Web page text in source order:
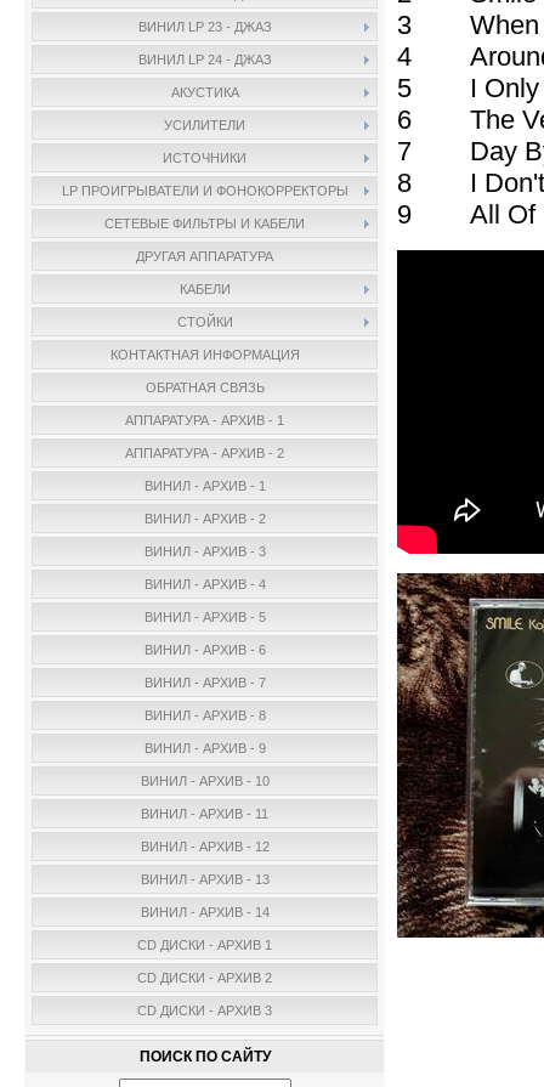
ВИНИЛ LP 23 - ДЖАЗ
ВИНИЛ LP 24 - ДЖАЗ
АКУСТИКА
УСИЛИТЕЛИ
ИСТОЧНИКИ
LP ПРОИГРЫВАТЕЛИ И ФОНОКОРРЕКТОРЫ
СЕТЕВЫЕ ФИЛЬТРЫ И КАБЕЛИ
ДРУГАЯ АППАРАТУРА
КАБЕЛИ
СТОЙКИ
КОНТАКТНАЯ ИНФОРМАЦИЯ
ОБРАТНАЯ СВЯЗЬ
АППАРАТУРА - АРХИВ - 1
АППАРАТУРА - АРХИВ - 2
ВИНИЛ - АРХИВ - 1
ВИНИЛ - АРХИВ - 2
ВИНИЛ - АРХИВ - 3
ВИНИЛ - АРХИВ - 4
ВИНИЛ - АРХИВ - 5
ВИНИЛ - АРХИВ - 6
ВИНИЛ - АРХИВ - 7
ВИНИЛ - АРХИВ - 8
ВИНИЛ - АРХИВ - 9
ВИНИЛ - АРХИВ - 10
ВИНИЛ - АРХИВ - 11
ВИНИЛ - АРХИВ - 12
ВИНИЛ - АРХИВ - 13
ВИНИЛ - АРХИВ - 14
CD ДИСКИ - АРХИВ 1
CD ДИСКИ - АРХИВ 2
CD ДИСКИ - АРХИВ 3
ПОИСК ПО САЙТУ
3 When
4 Around
5 I Only
6 The
7 Day
8 I Don't
9 All Of